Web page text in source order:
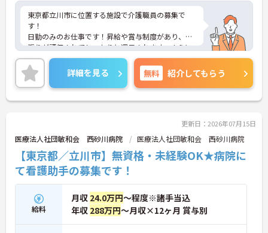
東京都立川市に位置する施設で介護職員の募集で
す！
日勤のみのお仕事です！昇給や賞与制度があり、頑
張りが評価されてしっかりと還元されます。さらに
各種手当もあるのは嬉しいポイントです◎資格取得
支援制度もあるため働きながら取得可能◎丁寧な研
修とフォロー体制で、ご自身のスキルアップもでき
ます！
こちらの求人にご興味がございましたら面接のポイ
詳細を見る 無料 紹介してもらう
更新日：2026年07月15日
医療法人社団敏和会 西砂川病院 医療法人社団敏和会 西砂川病院
【東京都／立川市】無資格・未経験OK★病院に
て看護助手の募集です！
給料
月収 24.0万円～程度※諸手当込
年収 288万円～月収×12ヶ月 賞与別